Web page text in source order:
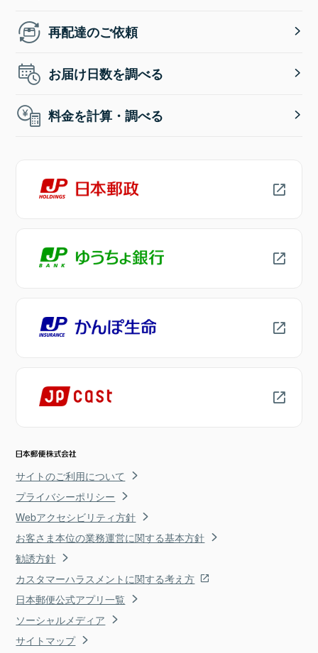
再配達のご依頼
お届け日数を調べる
料金を計算・調べる
サイトのご利用について
プライバシーポリシー
Webアクセシビリティ方針
お客さま本位の業務運営に関する基本方針
勧誘方針
カスタマーハラスメントに関する考え方
日本郵便公式アプリ一覧
ソーシャルメディア
サイトマップ